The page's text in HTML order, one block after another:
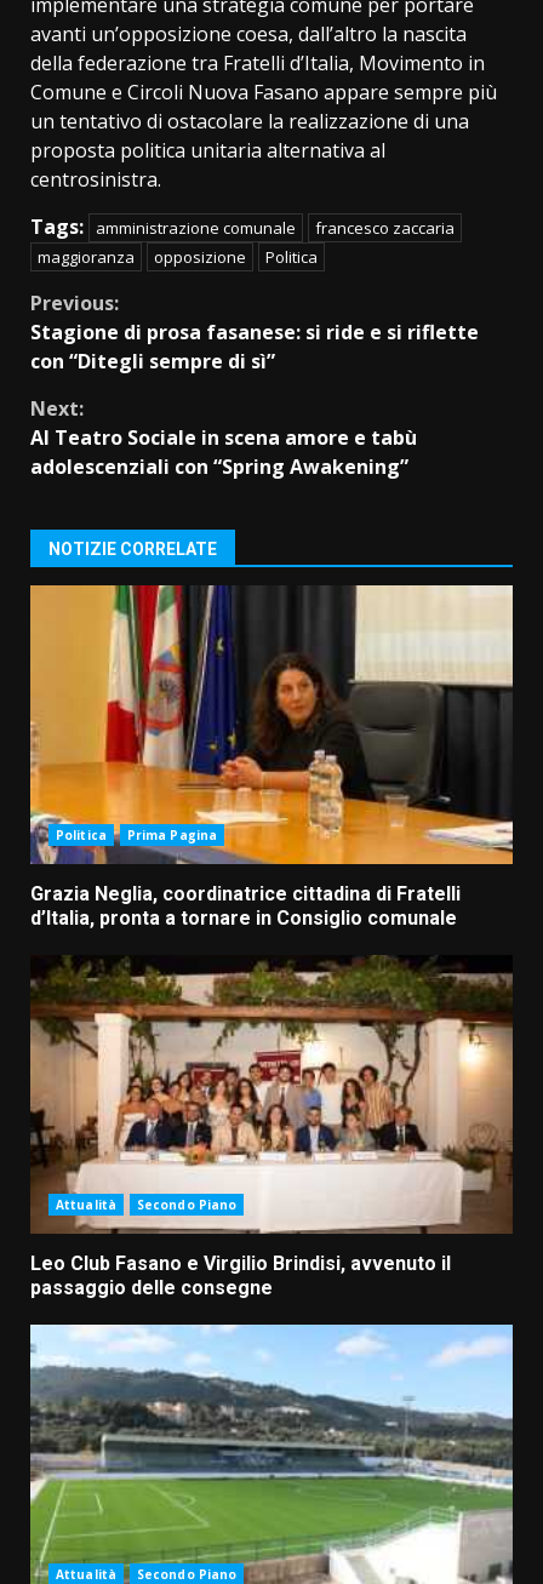
avanti un’opposizione coesa, dall’altro la nascita
della federazione tra Fratelli d’Italia, Movimento in
Comune e Circoli Nuova Fasano appare sempre più
un tentativo di ostacolare la realizzazione di una
proposta politica unitaria alternativa al
centrosinistra.
Tags:
amministrazione comunale
francesco zaccaria
maggioranza
opposizione Politica
Continue
Reading
Previous:
Stagione di prosa fasanese: si ride e si riflette
con “Ditegli sempre di sì”
Next:
Al Teatro Sociale in scena amore e tabù
adolescenziali con “Spring Awakening”
NOTIZIE CORRELATE
Politica Prima Pagina
Grazia Neglia, coordinatrice cittadina di Fratelli
d’Italia, pronta a tornare in Consiglio comunale
Attualità Secondo Piano
Leo Club Fasano e Virgilio Brindisi, avvenuto il
passaggio delle consegne
Attualità Secondo Piano